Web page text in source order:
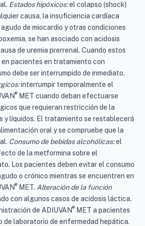
Estados hipóxicos:el colapso (shock)
causa, la insuficiencia cardíaca
de miocardio y otras condiciones
se han asociado con acidosis
de uremia prerrenal. Cuando estos
pacientes en tratamiento con
debe ser interrumpido de inmediato.
interrumpir temporalmente el
® MET cuando deban efectuarse
que requieran restricción de la
y líquidos. El tratamiento se restablecerá
oral y se compruebe que la
Consumo de bebidas alcohólicas:el
de la metformina sobre el
Los pacientes deben evitar el consumo
o crónico mientras se encuentren en
® MET. Alteración de la función
con algunos casos de acidosis láctica.
de ADIUVAN® MET a pacientes
de laboratorio de enfermedad hepática.